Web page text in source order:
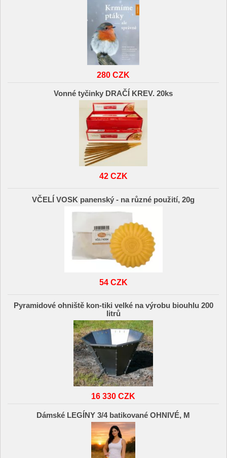
280 CZK
Vonné tyčinky DRAČÍ KREV. 20ks
42 CZK
VČELÍ VOSK panenský - na různé použití, 20g
54 CZK
Pyramidové ohniště kon-tiki velké na výrobu biouhlu 200
litrů
16 330 CZK
Dámské LEGÍNY 3/4 batikované OHNIVÉ, M